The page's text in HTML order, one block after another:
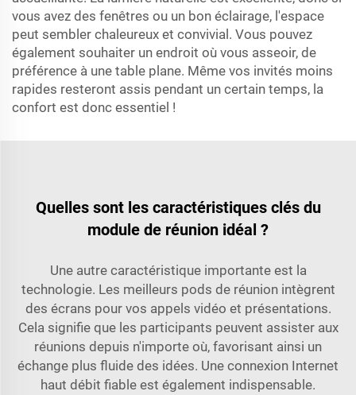
vous avez des fenêtres ou un bon éclairage, l'espace
peut sembler chaleureux et convivial. Vous pouvez
également souhaiter un endroit où vous asseoir, de
préférence à une table plane. Même vos invités moins
rapides resteront assis pendant un certain temps, la
confort est donc essentiel !
Quelles sont les caractéristiques clés du
module de réunion idéal ?
Une autre caractéristique importante est la
technologie. Les meilleurs pods de réunion intègrent
des écrans pour vos appels vidéo et présentations.
Cela signifie que les participants peuvent assister aux
réunions depuis n'importe où, favorisant ainsi un
échange plus fluide des idées. Une connexion Internet
haut débit fiable est également indispensable.